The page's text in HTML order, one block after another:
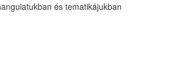
és tematikájukban